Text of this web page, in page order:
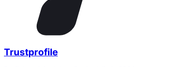
Trustprofile